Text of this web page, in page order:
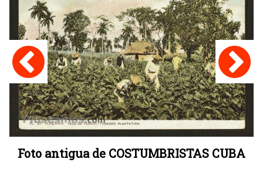
Foto antigua de COSTUMBRISTAS CUBA